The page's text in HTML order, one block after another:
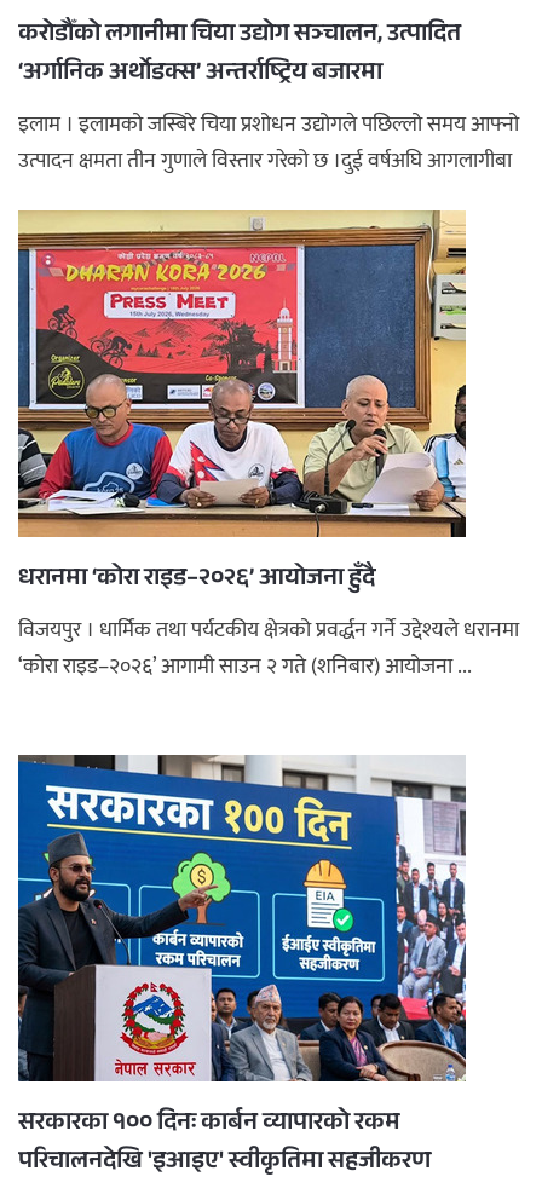
अपराध
छापा समाचार
छापा संस्करण अर्थ बिचार सम्पादकीय
विशेष
अन्तर्राष्ट्रिय / प्रवास
अन्तरवार्ता संस्कृति साहित्य
ब्लग/रिभ्यु
राशिफल
करोडौँको लगानीमा चिया उद्योग सञ्चालन, उत्पादित
‘अर्गानिक अर्थोडक्स’ अन्तर्राष्ट्रिय बजारमा
इलाम । इलामको जस्बिरे चिया प्रशोधन उद्योगले पछिल्लो समय आफ्नो
उत्पादन क्षमता तीन गुणाले विस्तार गरेको छ ।दुई वर्षअघि आगलागीबा
धरानमा ‘कोरा राइड–२०२६’ आयोजना हुँदै
विजयपुर । धार्मिक तथा पर्यटकीय क्षेत्रको प्रवर्द्धन गर्ने उद्देश्यले धरानमा
‘कोरा राइड–२०२६’ आगामी साउन २ गते (शनिबार) आयोजना ...
सरकारका १०० दिनः कार्बन व्यापारको रकम
परिचालनदेखि 'इआइए' स्वीकृतिमा सहजीकरण